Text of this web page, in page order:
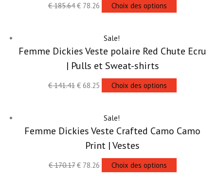
€185.64 € 78.26 Choix des options
Sale!
Femme Dickies Veste polaire Red Chute Ecru
| Pulls et Sweat-shirts
€141.41 € 68.25 Choix des options
Sale!
Femme Dickies Veste Crafted Camo Camo
Print | Vestes
€170.17 €78.26 Choix des options